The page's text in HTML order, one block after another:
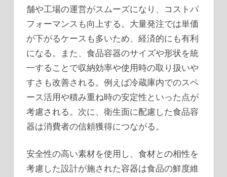
舗や工場の運営がスムーズになり、コストパ
フォーマンスも向上する。大量発注では単価
が下がるケースも多いため、経済的にも有利
になる。また、食品容器のサイズや形状を統
一することで収納効率や使用時の取り扱いや
すさも改善される。例えば冷蔵庫内でのスペ
ース活用や積み重ね時の安定性といった点が
考慮される。次に、衛生面に配慮した食品容
器は消費者の信頼獲得につながる。
安全性の高い素材を使用し、食材との相性を
考慮した設計が施された容器は食品の鮮度維